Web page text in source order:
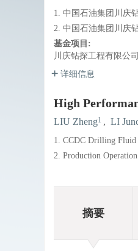
1. 中国石油集团川庆
2. 中国石油集团川庆
基金项目:
川庆钻探工程有限公
详细信息
High
LIU Zheng1 , LI
1. CCDC Drilling Fluid
2. Production
摘要